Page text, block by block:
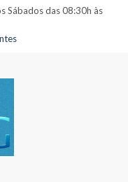
Sábados das 08:30h às